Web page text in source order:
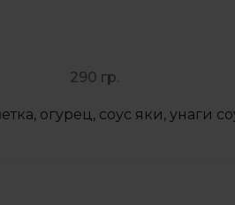
290 гр.
огурец, соус яки, унаги